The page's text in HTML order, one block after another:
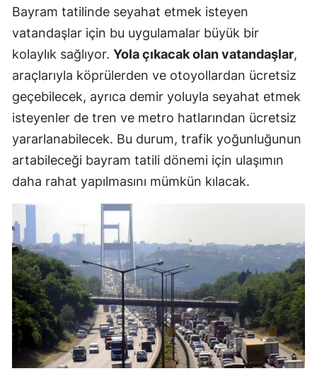
Bayram tatilinde seyahat etmek isteyen
vatandaşlar için bu uygulamalar büyük bir
kolaylık sağlıyor. Yola çıkacak olan vatandaşlar,
araçlarıyla köprülerden ve otoyollardan ücretsiz
geçebilecek, ayrıca demir yoluyla seyahat etmek
isteyenler de tren ve metro hatlarından ücretsiz
yararlanabilecek. Bu durum, trafik yoğunluğunun
artabileceği bayram tatili dönemi için ulaşımın
daha rahat yapılmasını mümkün kılacak.